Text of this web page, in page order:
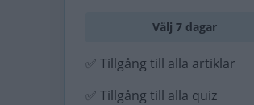
Välj 7 dagar
✅ Tillgång till alla artiklar
✅ Tillgång till alla quiz